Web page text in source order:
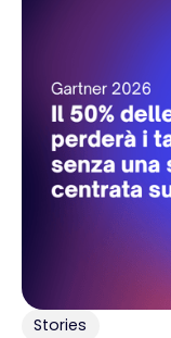
Stories